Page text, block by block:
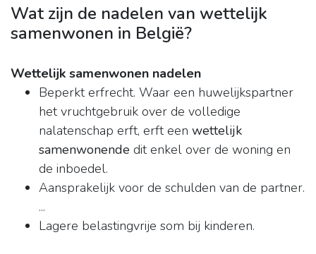
Wat zijn de nadelen van wettelijk
samenwonen in België?
Wettelijk samenwonen nadelen
Beperkt erfrecht. Waar een huwelijkspartner
het vruchtgebruik over de volledige
nalatenschap erft, erft een wettelijk
samenwonende dit enkel over de woning en
de inboedel.
Aansprakelijk voor de schulden van de partner.
...
Lagere belastingvrije som bij kinderen.